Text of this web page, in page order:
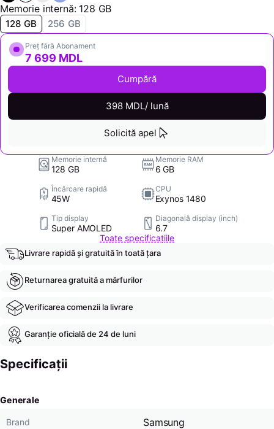
Memorie internă: 128 GB
128 GB 256 GB
Preț fără Abonament
7 699 MDL
Cumpără
398 MDL/ lună
Solicită apel
Memorie internă
128 GB
Memorie RAM
6 GB
Încărcare rapidă
45W
CPU
Exynos 1480
Tip display
Super AMOLED
Diagonală display (inch)
6.7
Toate specificațiile
Livrare rapidă și gratuită în toată țara
Returnarea gratuită a mărfurilor
Verificarea comenzii la livrare
Garanție oficială de 24 de luni
Specificații
Generale
Brand Samsung